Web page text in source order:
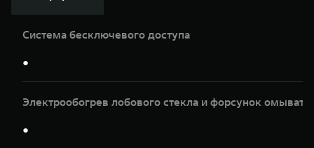
Система бесключевого доступа
●
Электрообогрев лобового стекла и форсунок
●